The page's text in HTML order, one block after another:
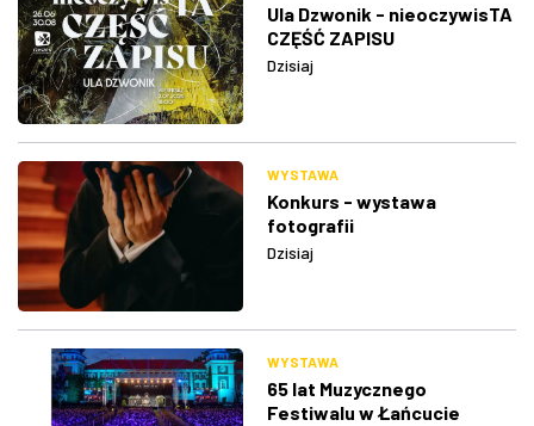
Ula Dzwonik - nieoczywisTA
CZĘŚĆ ZAPISU
Dzisiaj
WYSTAWA
Konkurs - wystawa
fotografii
Dzisiaj
WYSTAWA
65 lat Muzycznego
Festiwalu w Łańcucie